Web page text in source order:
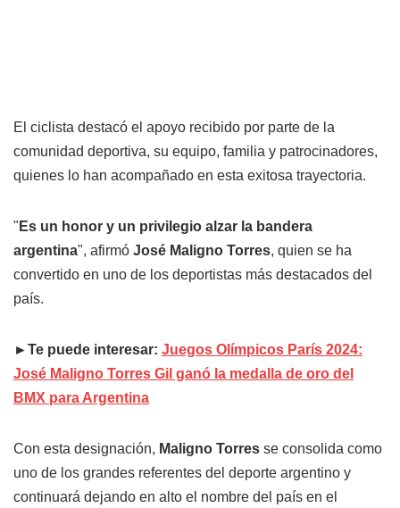
El ciclista destacó el apoyo recibido por parte de la
comunidad deportiva, su equipo, familia y patrocinadores,
quienes lo han acompañado en esta exitosa trayectoria.
" Es un honor y un privilegio alzar la bandera
argentina", afirmó José Maligno Torres, quien se ha
convertido en uno de los deportistas más destacados del
país.
►Te puede interesar: Juegos Olímpicos París 2024:
José Maligno Torres Gil ganó la medalla de oro del
BMX para Argentina
Con esta designación, Maligno Torres se consolida como
uno de los grandes referentes del deporte argentino y
continuará dejando en alto el nombre del país en el